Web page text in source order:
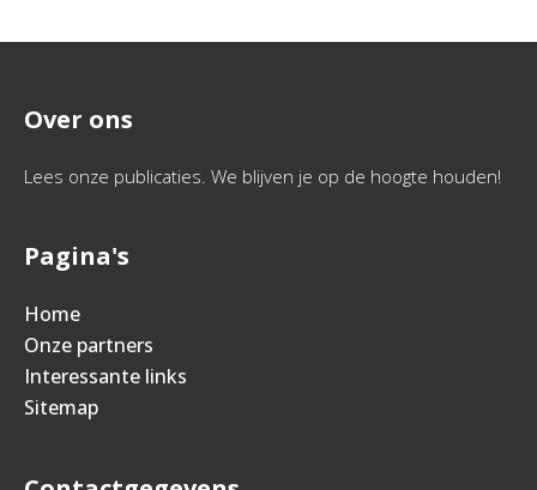
Over ons
Lees onze publicaties. We blijven je op de hoogte houden!
Pagina's
Home
Onze partners
Interessante links
Sitemap